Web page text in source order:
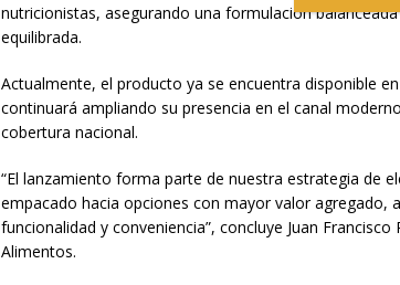
nutricionistas, asegurando una formulación
equilibrada.
Actualmente, el producto ya se encuentra disponible
continuará ampliando su presencia en el canal
cobertura nacional.
“El lanzamiento forma parte de nuestra estrategia de
empacado hacia opciones con mayor valor agregado,
funcionalidad y conveniencia”, concluye Juan
Alimentos.